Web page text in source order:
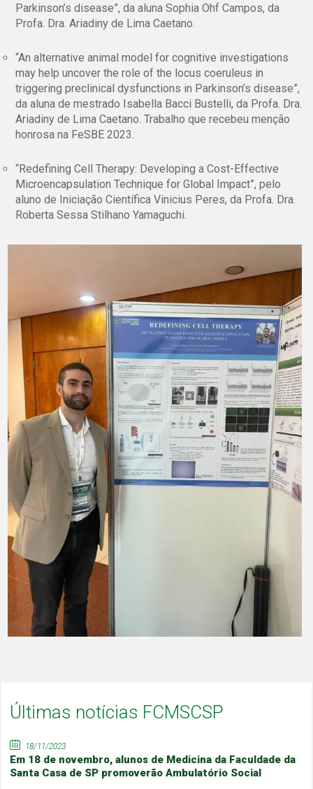
Parkinson’s disease”, da aluna Sophia Ohf Campos, da
Profa. Dra. Ariadiny de Lima Caetano.
“An alternative animal model for cognitive investigations
may help uncover the role of the locus coeruleus in
triggering preclinical dysfunctions in Parkinson’s disease”,
da aluna de mestrado Isabella Bacci Bustelli, da Profa. Dra.
Ariadiny de Lima Caetano. Trabalho que recebeu menção
honrosa na FeSBE 2023.
“Redefining Cell Therapy: Developing a Cost-Effective
Microencapsulation Technique for Global Impact”, pelo
aluno de Iniciação Científica Vinicius Peres, da Profa. Dra.
Roberta Sessa Stilhano Yamaguchi.
Últimas notícias FCMSCSP
18/11/2023
Em 18 de novembro, alunos de Medicina da Faculdade da
Santa Casa de SP promoverão Ambulatório Social